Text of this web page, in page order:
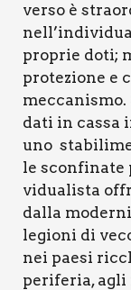
ver­so è
pro­prie doti;
pro­te­zio­ne e
da­ti in cas­sa
uno
le scon­fi­na­te
vi­dua­li­sta
dal­la
legio­ni di
nei pae­si
peri­fe­ria, agli